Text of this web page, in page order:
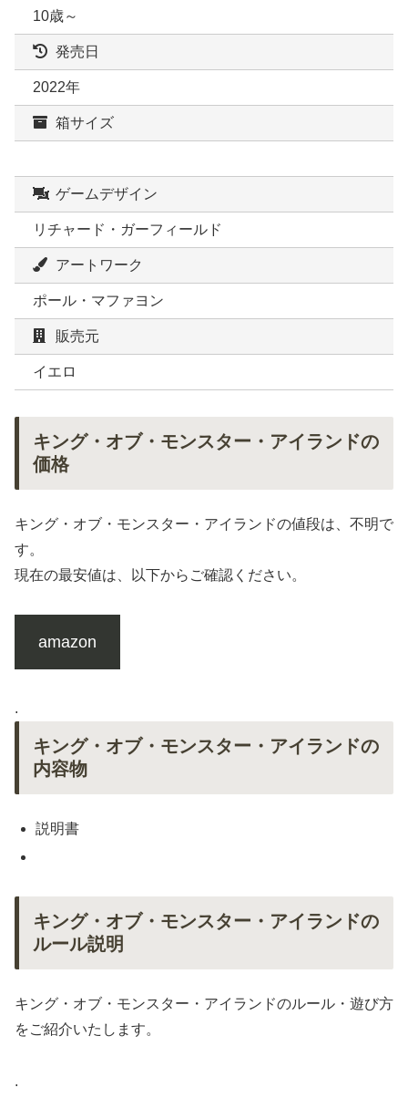
10歳～
発売日
2022年
箱サイズ
ゲームデザイン
リチャード・ガーフィールド
アートワーク
ポール・マファヨン
販売元
イエロ
キング・オブ・モンスター・アイランドの
価格
キング・オブ・モンスター・アイランドの値段は、不明で
す。
現在の最安値は、以下からご確認ください。
amazon
.
キング・オブ・モンスター・アイランドの
内容物
説明書
キング・オブ・モンスター・アイランドの
ルール説明
キング・オブ・モンスター・アイランドのルール・遊び方
をご紹介いたします。
.